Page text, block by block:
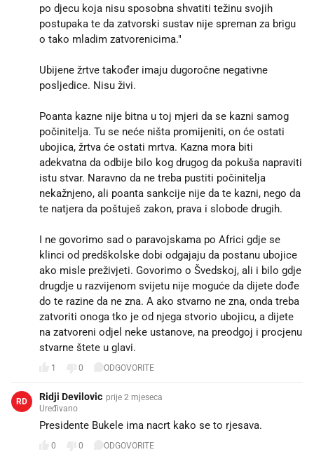
po djecu koja nisu sposobna shvatiti težinu svojih
postupaka te da zatvorski sustav nije spreman za brigu
o tako mladim zatvorenicima."
Ubijene žrtve također imaju dugoročne negativne
posljedice. Nisu živi.
Poanta kazne nije bitna u toj mjeri da se kazni samog
počinitelja. Tu se neće ništa promijeniti, on će ostati
ubojica, žrtva će ostati mrtva. Kazna mora biti
adekvatna da odbije bilo kog drugog da pokuša napraviti
istu stvar. Naravno da ne treba pustiti počinitelja
nekažnjeno, ali poanta sankcije nije da te kazni, nego da
te natjera da poštuješ zakon, prava i slobode drugih.
I ne govorimo sad o paravojskama po Africi gdje se
klinci od predškolske dobi odgajaju da postanu ubojice
ako misle preživjeti. Govorimo o Švedskoj, ali i bilo gdje
drugdje u razvijenom svijetu nije moguće da dijete dođe
do te razine da ne zna. A ako stvarno ne zna, onda treba
zatvoriti onoga tko je od njega stvorio ubojicu, a dijete
na zatvoreni odjel neke ustanove, na preodgoj i procjenu
stvarne štete u glavi.
1 0 ODGOVORITE
RD Ridji Devilovic prije 2 mjeseca
Uređivano
Presidente Bukele ima nacrt kako se to rjesava.
0 0 ODGOVORITE